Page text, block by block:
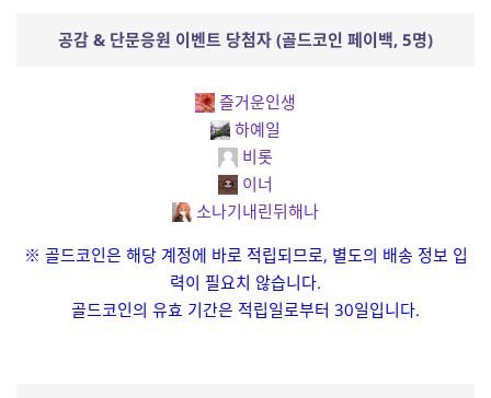
공감 & 단문응원 이벤트 당첨자 (골드코인 페이백, 5명)
즐거운인생
하예일
비롯
이너
소나기내린뒤해나
※ 골드코인은 해당 계정에 바로 적립되므로, 별도의 배송 정보 입
력이 필요치 않습니다.
골드코인의 유효 기간은 적립일로부터 30일입니다.